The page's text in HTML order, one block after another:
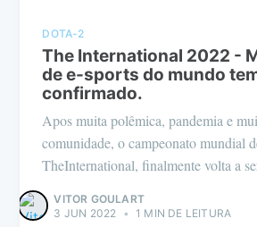
DOTA-2
The International 2022 -
de e-sports do mundo
confirmado.
Apos muita polêmica, pandemia e
comunidade, o campeonato mundial
TheInternational, finalmente volta a
VITOR GOULART
3 JUN 2022 • 1 MIN DE LEITURA